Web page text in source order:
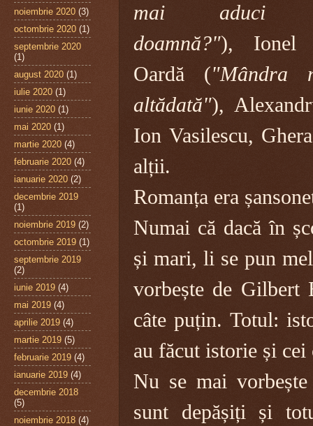
mai aduci
doamnă?"), Ionel
Oardă ("Mândra
altădată"),
Ion Vasilescu,
alții.
Romanța era
Numai că dacă în
și mari, li se pun
vorbește de Gilbert
câte puțin. Totul:
au făcut istorie și cei
Nu se mai
sunt depășiți și
noiembrie 2020 (3)
octombrie 2020 (1)
septembrie 2020
(1)
august 2020 (1)
iulie 2020 (1)
iunie 2020 (1)
mai 2020 (1)
martie 2020 (4)
februarie 2020 (4)
ianuarie 2020 (2)
decembrie 2019
(1)
noiembrie 2019 (2)
octombrie 2019 (1)
septembrie 2019
(2)
iunie 2019 (4)
mai 2019 (4)
aprilie 2019 (4)
martie 2019 (5)
februarie 2019 (4)
ianuarie 2019 (4)
decembrie 2018
(5)
noiembrie 2018 (4)